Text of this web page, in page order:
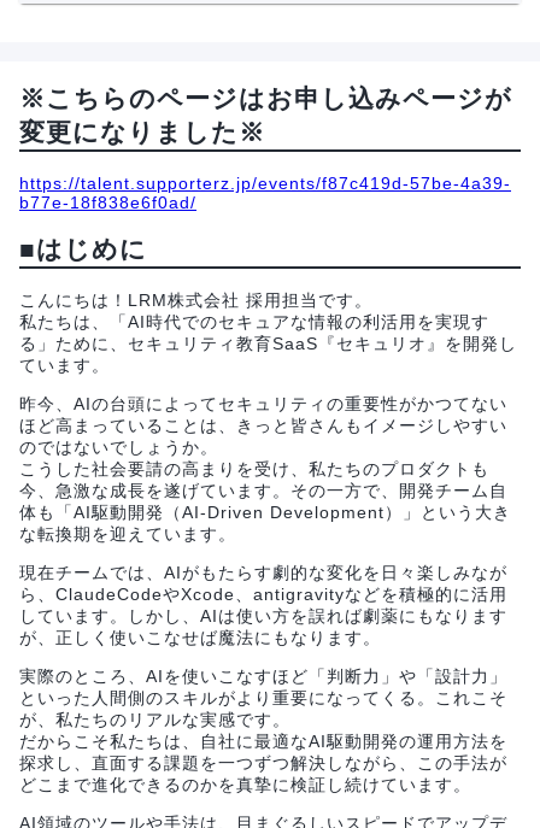
※こちらのページはお申し込みページが
変更になりました※
https://talent.supporterz.jp/events/f87c419d-57be-4a39-
b77e-18f838e6f0ad/
■はじめに
こんにちは！LRM株式会社 採用担当です。
私たちは、「AI時代でのセキュアな情報の利活用を実現す
る」ために、セキュリティ教育SaaS『セキュリオ』を開発し
ています。
昨今、AIの台頭によってセキュリティの重要性がかつてない
ほど高まっていることは、きっと皆さんもイメージしやすい
のではないでしょうか。
こうした社会要請の高まりを受け、私たちのプロダクトも
今、急激な成長を遂げています。その一方で、開発チーム自
体も「AI駆動開発（AI-Driven Development）」という大き
な転換期を迎えています。
現在チームでは、AIがもたらす劇的な変化を日々楽しみなが
ら、ClaudeCodeやXcode、antigravityなどを積極的に活用
しています。しかし、AIは使い方を誤れば劇薬にもなります
が、正しく使いこなせば魔法にもなります。
実際のところ、AIを使いこなすほど「判断力」や「設計力」
といった人間側のスキルがより重要になってくる。これこそ
が、私たちのリアルな実感です。
だからこそ私たちは、自社に最適なAI駆動開発の運用方法を
探求し、直面する課題を一つずつ解決しながら、この手法が
どこまで進化できるのかを真摯に検証し続けています。
AI領域のツールや手法は、目まぐるしいスピードでアップデ